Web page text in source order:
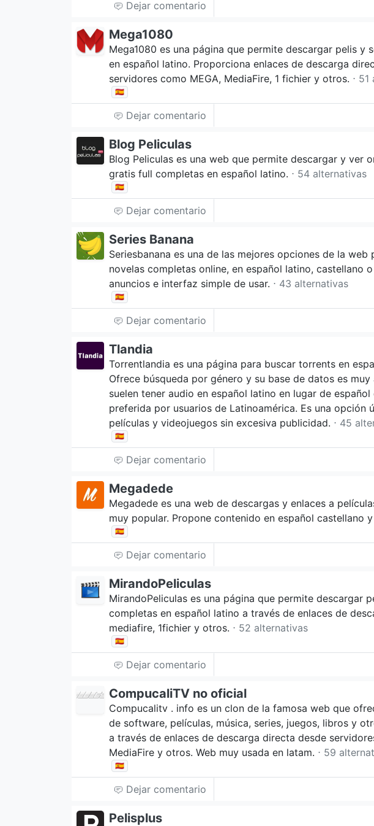
Dejar comentario
Mega1080
Mega1080 es una página que permite descargar pelis y
en español latino. Proporciona enlaces de descarga
servidores como MEGA, MediaFire, 1 fichier y otros. ⋅
🇪🇸
Dejar comentario
Blog Peliculas
Blog Peliculas es una web que permite descargar y ver
gratis full completas en español latino. ⋅ 54 alternativas
🇪🇸
Dejar comentario
Series Banana
Seriesbanana es una de las mejores opciones de la web
novelas completas online, en español latino, castellano
anuncios e interfaz simple de usar. ⋅ 43 alternativas
🇪🇸
Dejar comentario
Tlandia
Torrentlandia es una página para buscar torrents en
Ofrece búsqueda por género y su base de datos es
suelen tener audio en español latino en lugar de
preferida por usuarios de Latinoamérica. Es una opción
películas y videojuegos sin excesiva publicidad. ⋅ 45
🇪🇸
Dejar comentario
Megadede
Megadede es una web de descargas y enlaces a
muy popular. Propone contenido en español castellano
🇪🇸
Dejar comentario
MirandoPeliculas
MirandoPeliculas es una página que permite descargar
completas en español latino a través de enlaces de
mediafire, 1fichier y otros. ⋅ 52 alternativas
🇪🇸
Dejar comentario
CompucaliTV no oficial
Compucalitv . info es un clon de la famosa web que
de software, películas, música, series, juegos, libros y
a través de enlaces de descarga directa desde
MediaFire y otros. Web muy usada en latam. ⋅ 59
🇪🇸
Dejar comentario
Pelisplus